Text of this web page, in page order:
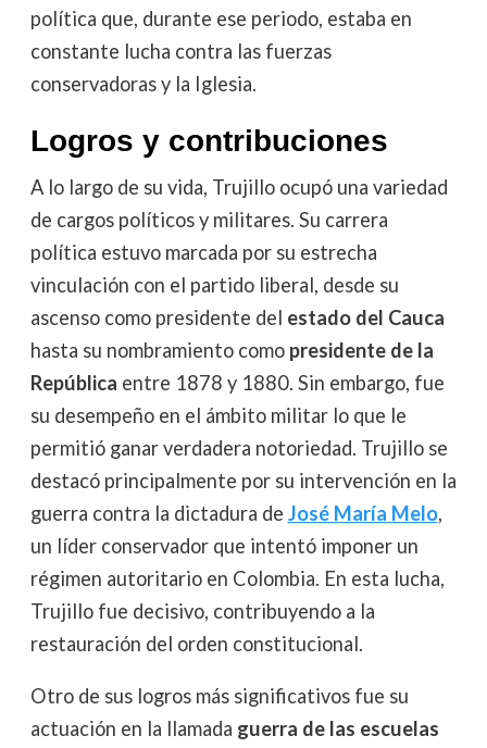
política que, durante ese periodo, estaba en
constante lucha contra las fuerzas
conservadoras y la Iglesia.
Logros y contribuciones
A lo largo de su vida, Trujillo ocupó una variedad
de cargos políticos y militares. Su carrera
política estuvo marcada por su estrecha
vinculación con el partido liberal, desde su
ascenso como presidente del estado del Cauca
hasta su nombramiento como presidente de la
República entre 1878 y 1880. Sin embargo, fue
su desempeño en el ámbito militar lo que le
permitió ganar verdadera notoriedad. Trujillo se
destacó principalmente por su intervención en la
guerra contra la dictadura de José María Melo,
un líder conservador que intentó imponer un
régimen autoritario en Colombia. En esta lucha,
Trujillo fue decisivo, contribuyendo a la
restauración del orden constitucional.
Otro de sus logros más significativos fue su
actuación en la llamada guerra de las escuelas